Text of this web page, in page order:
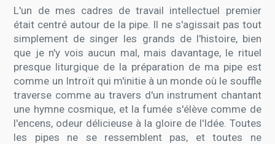
L'un de mes cadres de travail intellectuel premier
était centré autour de la pipe. Il ne s'agissait pas tout
simplement de singer les grands de l'histoire, bien
que je n'y vois aucun mal, mais davantage, le rituel
presque liturgique de la préparation de ma pipe est
comme un Introït qui m'initie à un monde où le souffle
traverse comme au travers d'un instrument chantant
une hymne cosmique, et la fumée s'élève comme de
l'encens, odeur délicieuse à la gloire de l'Idée. Toutes
les pipes ne se ressemblent pas, et toutes ne